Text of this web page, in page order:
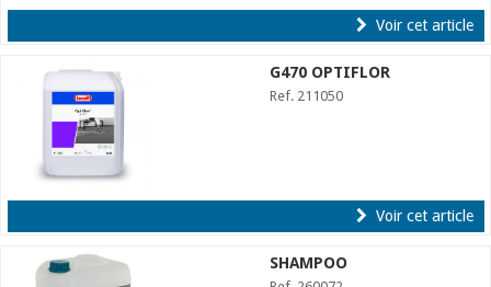
Voir cet article
G470 OPTIFLOR
Ref. 211050
Voir cet article
SHAMPOO